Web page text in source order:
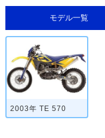
モデル一覧
2003年 TE 570